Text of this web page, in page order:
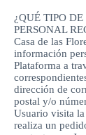
¿QUÉ TIPO
PERSONAL
Casa de las
información
Plataforma a
dirección de
postal y/o
Usuario visita la
realiza un